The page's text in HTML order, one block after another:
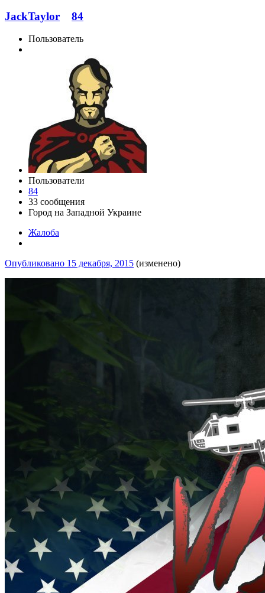
JackTaylor 84
Пользователь
Пользователи
84
33 сообщения
Город на Западной Украине
Жалоба
Опубликовано 15 декабря, 2015 (изменено)